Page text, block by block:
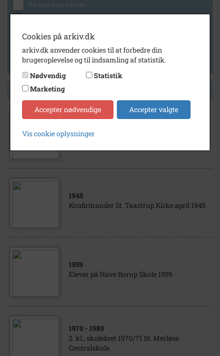
Vis kun med billeder
Vis kun med lydklip
Vis kun med kilder
Vis kun med geo-tag
Side 1 af 1
1940- 1955
Kvarmløsevej 17 Anne-Lise Brandstrup
1945
Konfirmander St. Taastrup Kirke april 1945
1959
Elever på Have Borup Skole 1959
1970 - 1980
2. kl., skoleåret 1970/71 St. Merløse
Centralskole.
Cookies på arkiv.dk
arkiv.dk anvender cookies til at forbedre din
brugeroplevelse og til indsamling af statistik.
Nødvendig
Statistik
Marketing
Accepter nødvendige Accepter valgte
Vis cookie oplysninger